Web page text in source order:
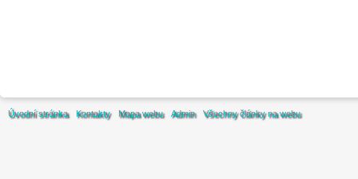
Úvodní stránka Kontakty Mapa webu Admin Všechny články na webu